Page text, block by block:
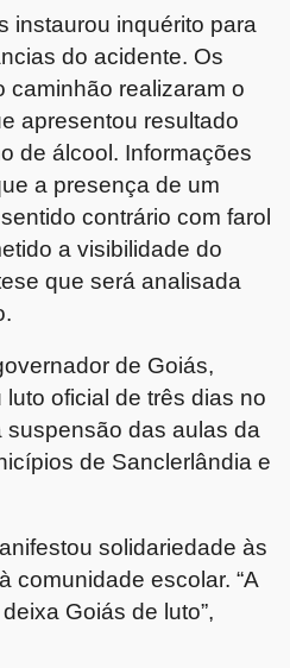
instaurou inquérito para
do acidente. Os
caminhão realizaram o
apresentou resultado
de álcool. Informações
a presença de um
contrário com farol
a visibilidade do
que será analisada
de Goiás,
oficial de três dias no
das aulas da
de Sanclerlândia e
solidariedade às
comunidade escolar. “A
Goiás de luto”,